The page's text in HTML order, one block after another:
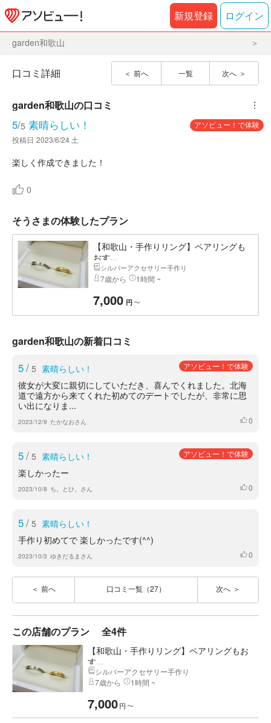
新規登録 ログイン
garden和歌山
前へ 一覧 次へ
口コミ詳細
garden和歌山の口コミ ︙
5/5 素晴らしい！
アソビュー！で体験
投稿日 2023/6/24 土
楽しく作成できました！
0
そうさまの体験したプラン
【和歌山・手作りリング】ペアリングも
おす...
シルバーアクセサリー手作り
7歳から 1時間 ~
7,000 円 〜
garden和歌山の新着口コミ
5/ 5 素晴らしい！ アソビュー！で体験
彼女が大変に親切にしていただき、喜んでくれました。北海
道で遠方から来てくれた初めてのデートでしたが、非常に思
い出になりま...
2023/12/9 たかなおさん いいね
0
5/ 5 素晴らしい！ アソビュー！で体験
楽しかったー
2023/10/8 ち。とひ。さん いいね
0
5/ 5 素晴らしい！
手作り初めてで 楽しかったです(^^)
2023/10/3 ゆきだるまさん いいね
0
前へ 口コミ一覧（27） 次へ
この店舗のプラン 全4件
【和歌山・手作りリング】ペアリングもお
す...
シルバーアクセサリー手作り
7歳から
1時間 ~
7,000円 〜